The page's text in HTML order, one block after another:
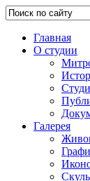
Главная
О студии
Галерея